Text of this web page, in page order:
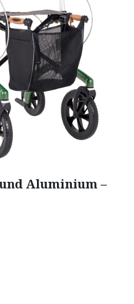
Aluminium –